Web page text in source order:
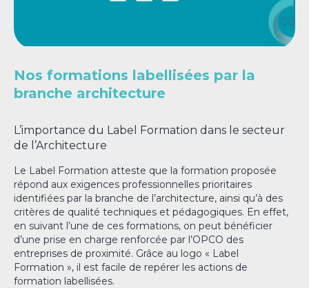
Nos formations labellisées par la
branche architecture
L’importance du Label Formation dans le secteur
de l’Architecture
Le Label Formation atteste que la formation proposée
répond aux exigences professionnelles prioritaires
identifiées par la branche de l’architecture, ainsi qu’à des
critères de qualité techniques et pédagogiques. En effet,
en suivant l’une de ces formations, on peut bénéficier
d’une prise en charge renforcée par l’OPCO des
entreprises de proximité. Grâce au logo « Label
Formation », il est facile de repérer les actions de
formation labellisées.